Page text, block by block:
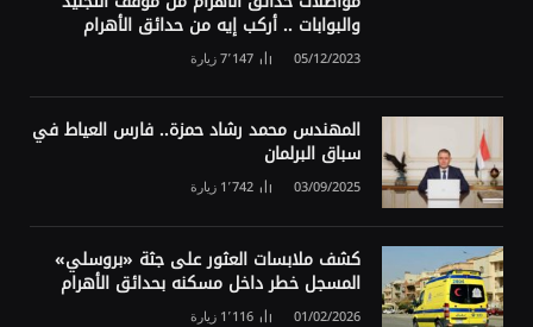
والبوابات .. أركب إيه من حدائق الأهرام
05/12/2023 7٬147زيارة
المهندس محمد رشاد حمزة.. فارس العياط في
سباق البرلمان
03/09/2025 1٬742زيارة
كشف ملابسات العثور على جثة «بروسلي»
المسجل خطر داخل مسكنه بحدائق الأهرام
01/02/2026 1٬116زيارة